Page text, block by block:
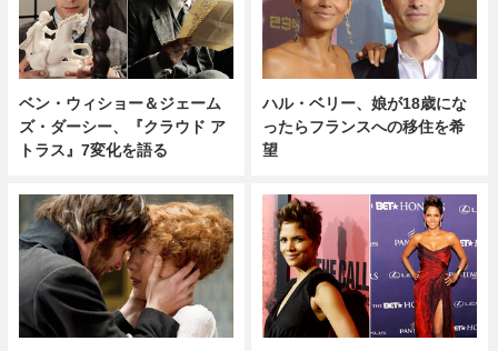
ベン・ウィショー＆ジェーム
ズ・ダーシー、『クラウド ア
トラス』7変化を語る
ハル・ベリー、娘が18歳にな
ったらフランスへの移住を希
望